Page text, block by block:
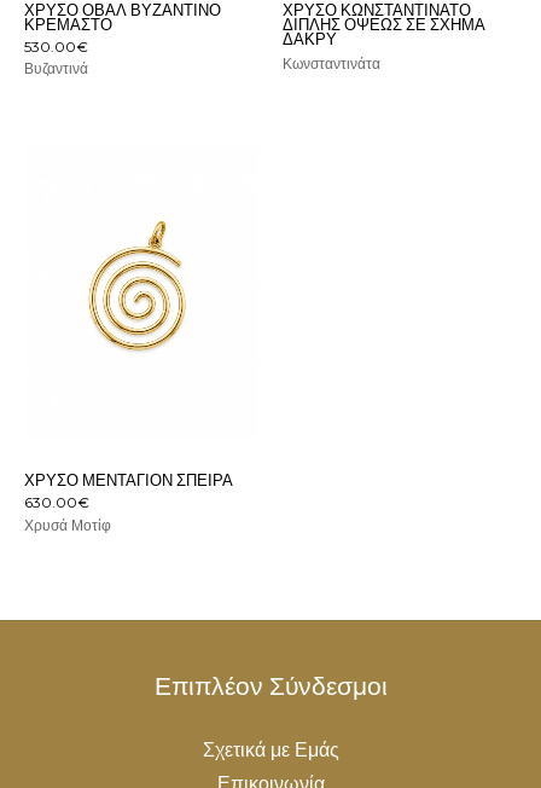
ΧΡΥΣΌ ΟΒΆΛ ΒΥΖΑΝΤΙΝΌ
ΚΡΕΜΑΣΤΌ
530.00€
Βυζαντινά
ΧΡΥΣΌ ΚΩΝΣΤΑΝΤΙΝΆΤΟ
ΔΙΠΛΉΣ ΌΨΕΩΣ ΣΕ ΣΧΉΜΑ
ΔΆΚΡΥ
Κωνσταντινάτα
ΧΡΥΣΌ ΜΕΝΤΑΓΙΌΝ ΣΠΕΊΡΑ
630.00€
Χρυσά Μοτίφ
Επιπλέον Σύνδεσμοι
Σχετικά με Εμάς
Επικοινωνία